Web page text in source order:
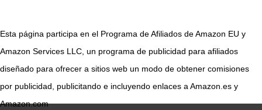
Esta página participa en el Programa de Afiliados de Amazon EU y
Amazon Services LLC, un programa de publicidad para afiliados
diseñado para ofrecer a sitios web un modo de obtener comisiones
por publicidad, publicitando e incluyendo enlaces a Amazon.es y
Amazon.com